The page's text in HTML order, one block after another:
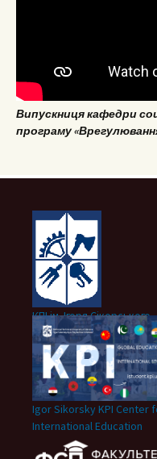
Випускниця кафедри
програму
КПІ ім. Ігоря Сікорського
Igor Sikorsky KPI Center
International Education